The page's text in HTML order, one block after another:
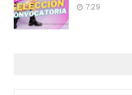
7:29